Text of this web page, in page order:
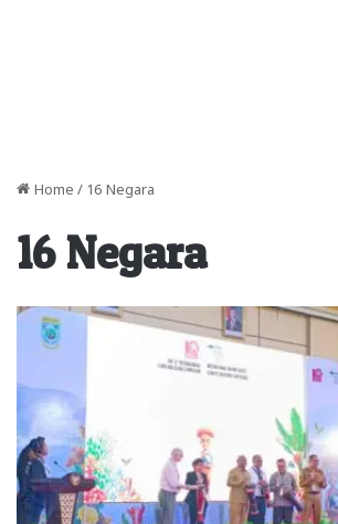
Home / 16 Negara
16 Negara